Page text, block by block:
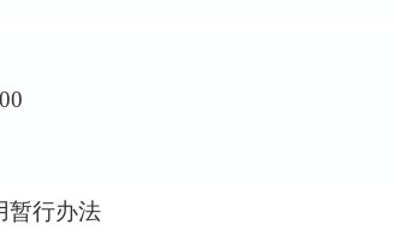
暂行办法